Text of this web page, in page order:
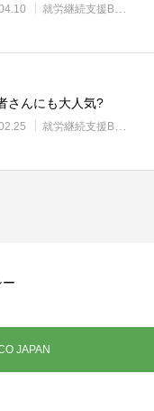
就労継続支援B型・ニコサービス
さんにも大人気?
就労継続支援B型・ニコサービス
JAPAN